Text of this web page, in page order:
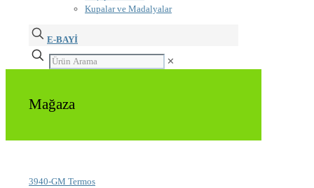
Kupalar ve Madalyalar
E-BAYİ
✕
Mağaza
3940-GM Termos